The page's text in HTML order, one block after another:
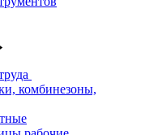
комбинезоны,